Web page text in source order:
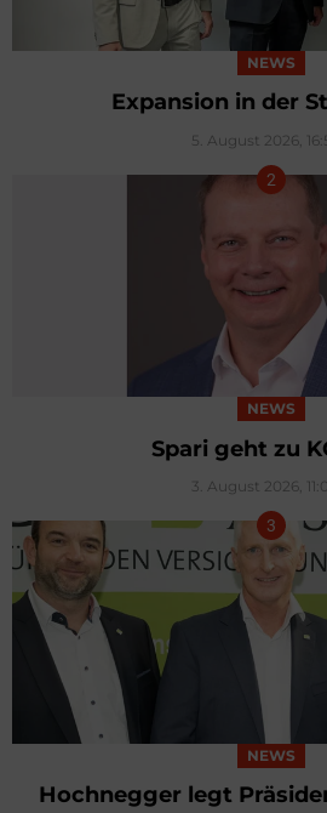
NEWS
Expansion in der
5. August 2026,
NEWS
Spari geht zu
3. August 2026,
NEWS
Hochnegger legt